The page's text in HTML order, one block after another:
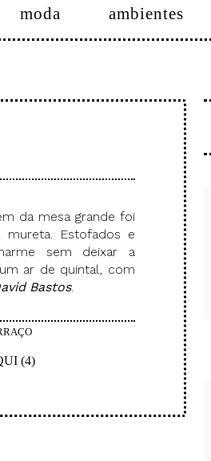
moda ambientes
da mesa grande foi
Estofados e
sem deixar a
ar de quintal, com
Bastos.
(4)